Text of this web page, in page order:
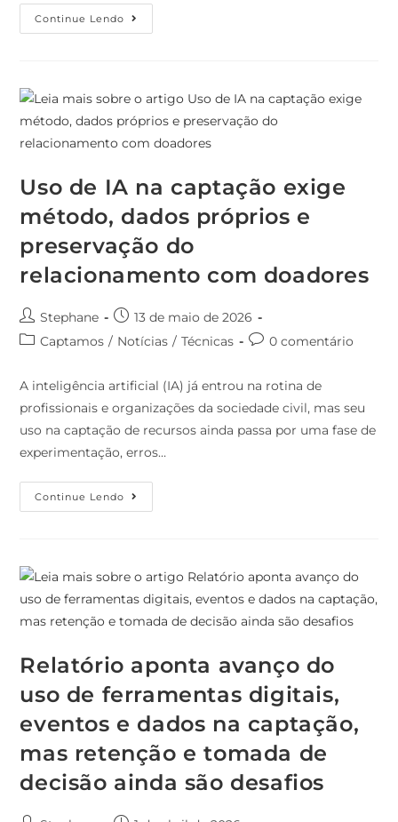
Continue Lendo
Uso de IA na captação exige
método, dados próprios e
preservação do
relacionamento com doadores
Stephane
13 de maio de 2026
Captamos / Notícias / Técnicas 0 comentário
A inteligência artificial (IA) já entrou na rotina de
profissionais e organizações da sociedade civil, mas seu
uso na captação de recursos ainda passa por uma fase de
experimentação, erros…
Continue Lendo
Relatório aponta avanço do
uso de ferramentas digitais,
eventos e dados na captação,
mas retenção e tomada de
decisão ainda são desafios